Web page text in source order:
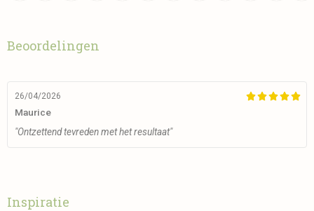
Beoordelingen

26/04/2026
Maurice
"Ontzettend tevreden met het resultaat"
Inspiratie